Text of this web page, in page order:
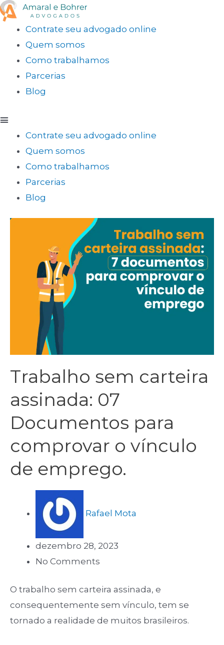
Contrate seu advogado online
Quem somos
Como trabalhamos
Parcerias
Blog
Contrate seu advogado online
Quem somos
Como trabalhamos
Parcerias
Blog
Trabalho sem carteira
assinada: 07
Documentos para
comprovar o vínculo
de emprego.
Rafael Mota
dezembro 28, 2023
No Comments
O trabalho sem carteira assinada, e
consequentemente sem vínculo, tem se
tornado a realidade de muitos brasileiros.